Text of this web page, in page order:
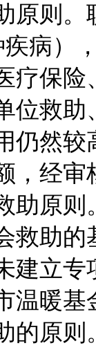
原则
疾病）
疗保
位救
仍然
，经
助原
救助
建立
温暖基
的原